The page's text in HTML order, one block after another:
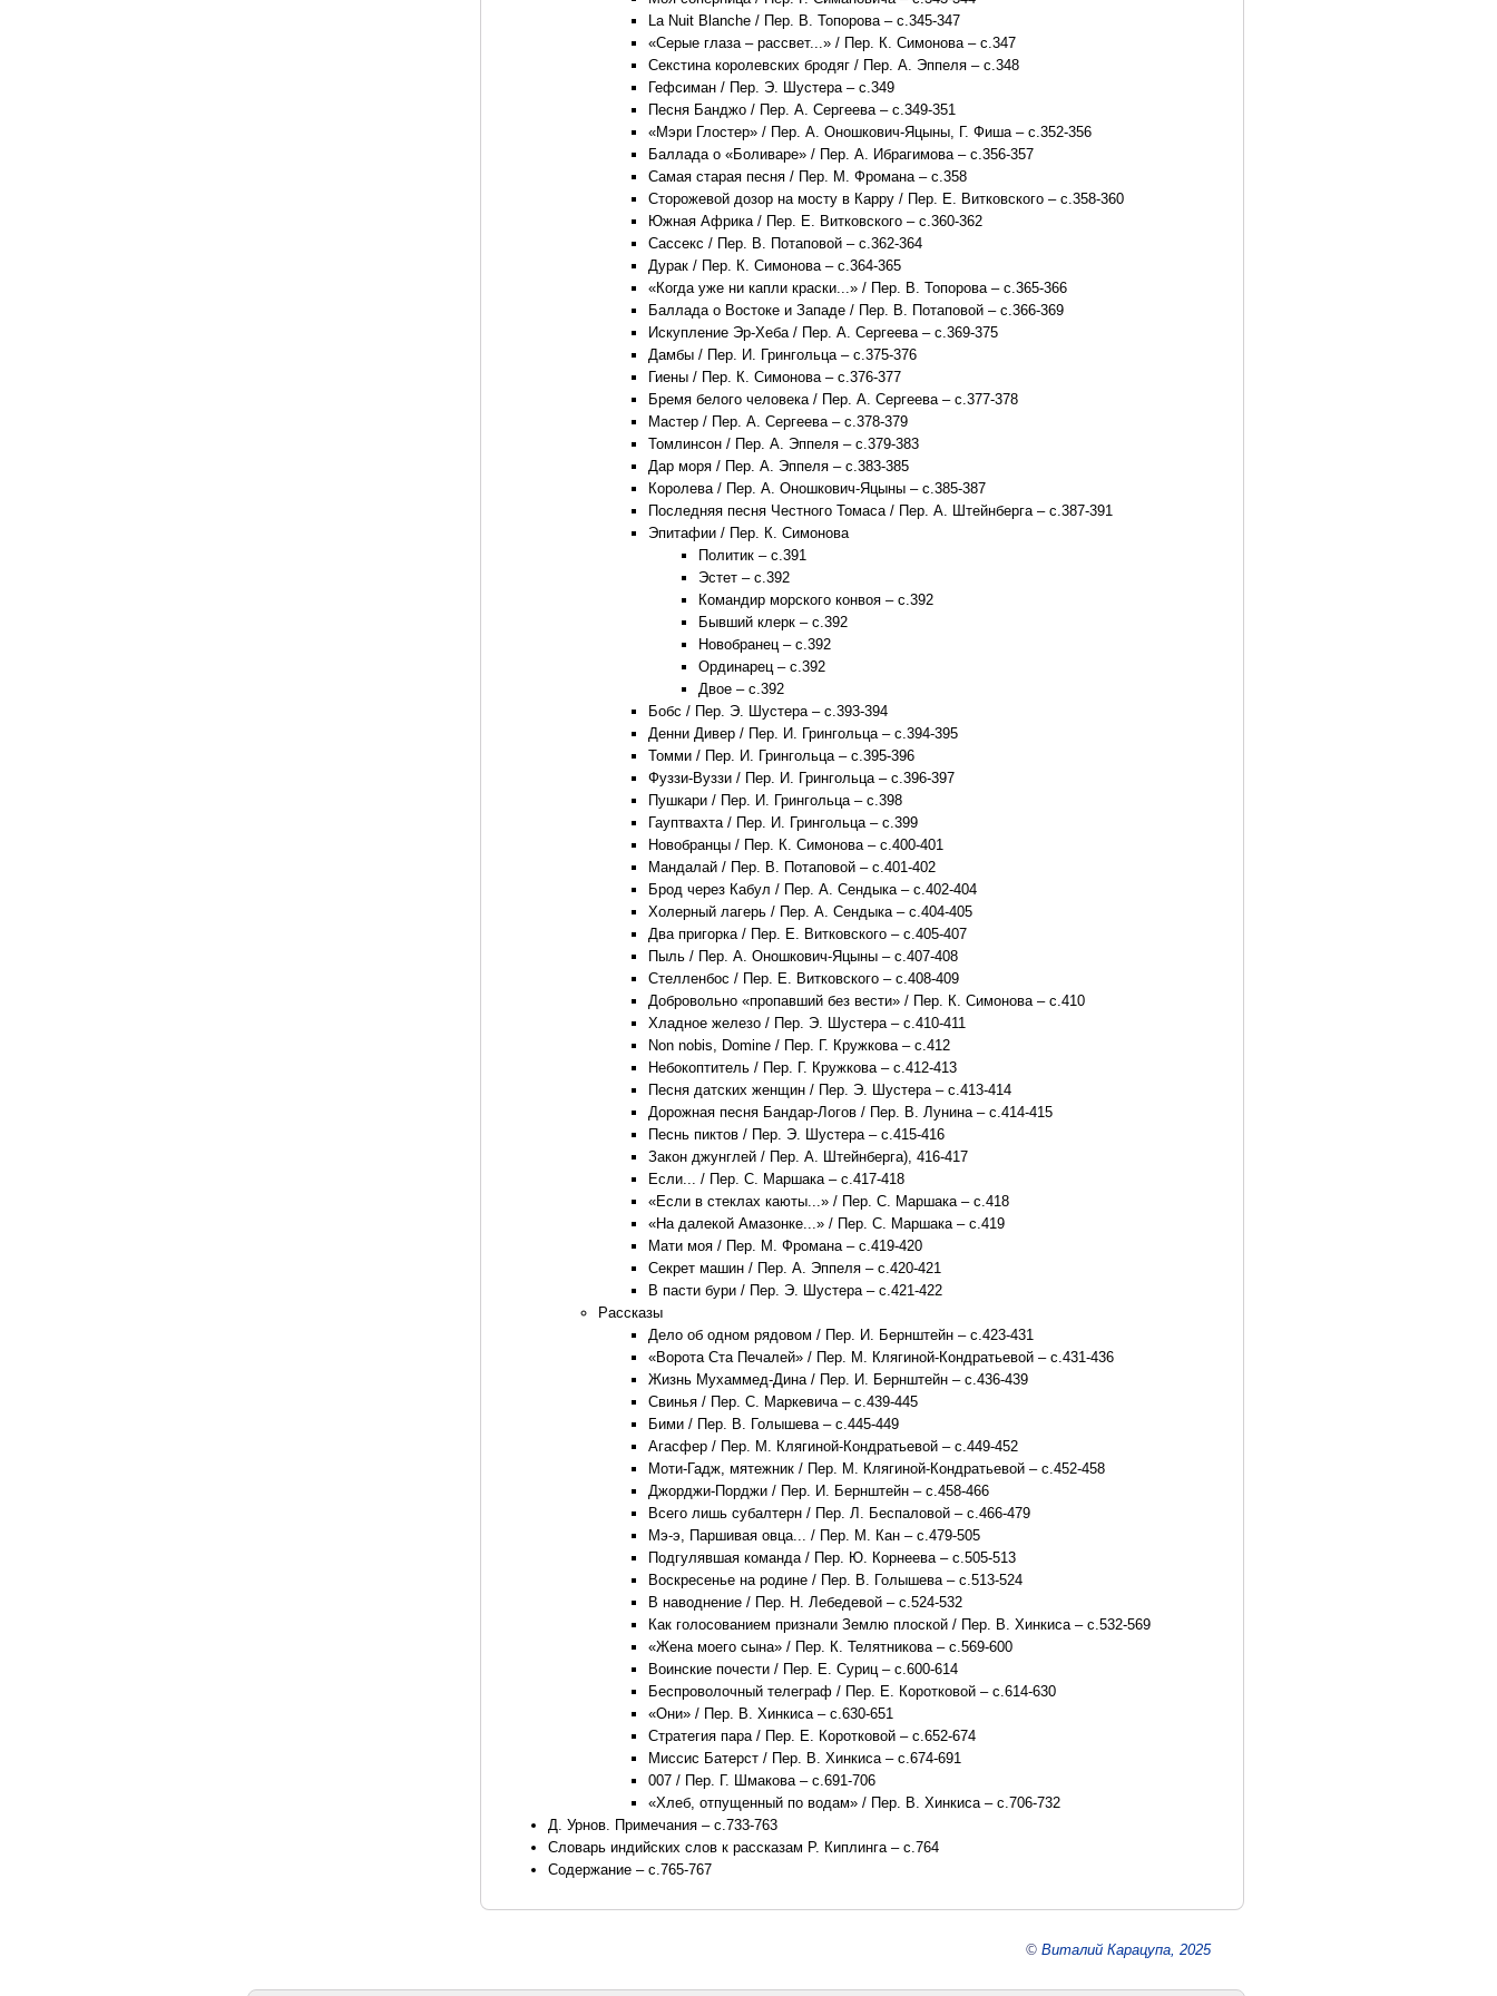
La Nuit Blanche / Пер. В. Топорова – с.345-347
«Серые глаза – рассвет...» / Пер. К. Симонова – с.347
Секстина королевских бродяг / Пер. А. Эппеля – с.348
Гефсиман / Пер. Э. Шустера – с.349
Песня Банджо / Пер. А. Сергеева – с.349-351
«Мэри Глостер» / Пер. А. Оношкович-Яцыны, Г. Фиша – с.352-356
Баллада о «Боливаре» / Пер. А. Ибрагимова – с.356-357
Самая старая песня / Пер. М. Фромана – с.358
Сторожевой дозор на мосту в Карру / Пер. Е. Витковского – с.358-360
Южная Африка / Пер. Е. Витковского – с.360-362
Сассекс / Пер. В. Потаповой – с.362-364
Дурак / Пер. К. Симонова – с.364-365
«Когда уже ни капли краски...» / Пер. В. Топорова – с.365-366
Баллада о Востоке и Западе / Пер. В. Потаповой – с.366-369
Искупление Эр-Хеба / Пер. А. Сергеева – с.369-375
Дамбы / Пер. И. Грингольца – с.375-376
Гиены / Пер. К. Симонова – с.376-377
Бремя белого человека / Пер. А. Сергеева – с.377-378
Мастер / Пер. А. Сергеева – с.378-379
Томлинсон / Пер. А. Эппеля – с.379-383
Дар моря / Пер. А. Эппеля – с.383-385
Королева / Пер. А. Оношкович-Яцыны – с.385-387
Последняя песня Честного Томаса / Пер. А. Штейнберга – с.387-391
Эпитафии / Пер. К. Симонова
Политик – с.391
Эстет – с.392
Командир морского конвоя – с.392
Бывший клерк – с.392
Новобранец – с.392
Ординарец – с.392
Двое – с.392
Бобс / Пер. Э. Шустера – с.393-394
Денни Дивер / Пер. И. Грингольца – с.394-395
Томми / Пер. И. Грингольца – с.395-396
Фуззи-Вуззи / Пер. И. Грингольца – с.396-397
Пушкари / Пер. И. Грингольца – с.398
Гауптвахта / Пер. И. Грингольца – с.399
Новобранцы / Пер. К. Симонова – с.400-401
Мандалай / Пер. В. Потаповой – с.401-402
Брод через Кабул / Пер. А. Сендыка – с.402-404
Холерный лагерь / Пер. А. Сендыка – с.404-405
Два пригорка / Пер. Е. Витковского – с.405-407
Пыль / Пер. А. Оношкович-Яцыны – с.407-408
Стелленбос / Пер. Е. Витковского – с.408-409
Добровольно «пропавший без вести» / Пер. К. Симонова – с.410
Хладное железо / Пер. Э. Шустера – с.410-411
Non nobis, Domine / Пер. Г. Кружкова – с.412
Небокоптитель / Пер. Г. Кружкова – с.412-413
Песня датских женщин / Пер. Э. Шустера – с.413-414
Дорожная песня Бандар-Логов / Пер. В. Лунина – с.414-415
Песнь пиктов / Пер. Э. Шустера – с.415-416
Закон джунглей / Пер. А. Штейнберга), 416-417
Если... / Пер. С. Маршака – с.417-418
«Если в стеклах каюты...» / Пер. С. Маршака – с.418
«На далекой Амазонке...» / Пер. С. Маршака – с.419
Мати моя / Пер. М. Фромана – с.419-420
Секрет машин / Пер. А. Эппеля – с.420-421
В пасти бури / Пер. Э. Шустера – с.421-422
Рассказы
Дело об одном рядовом / Пер. И. Бернштейн – с.423-431
«Ворота Ста Печалей» / Пер. М. Клягиной-Кондратьевой – с.431-436
Жизнь Мухаммед-Дина / Пер. И. Бернштейн – с.436-439
Свинья / Пер. С. Маркевича – с.439-445
Бими / Пер. В. Голышева – с.445-449
Агасфер / Пер. М. Клягиной-Кондратьевой – с.449-452
Моти-Гадж, мятежник / Пер. М. Клягиной-Кондратьевой – с.452-458
Джорджи-Порджи / Пер. И. Бернштейн – с.458-466
Всего лишь субалтерн / Пер. Л. Беспаловой – с.466-479
Мэ-э, Паршивая овца... / Пер. М. Кан – с.479-505
Подгулявшая команда / Пер. Ю. Корнеева – с.505-513
Воскресенье на родине / Пер. В. Голышева – с.513-524
В наводнение / Пер. Н. Лебедевой – с.524-532
Как голосованием признали Землю плоской / Пер. В. Хинкиса – с.532-569
«Жена моего сына» / Пер. К. Телятникова – с.569-600
Воинские почести / Пер. Е. Суриц – с.600-614
Беспроволочный телеграф / Пер. Е. Коротковой – с.614-630
«Они» / Пер. В. Хинкиса – с.630-651
Стратегия пара / Пер. Е. Коротковой – с.652-674
Миссис Батерст / Пер. В. Хинкиса – с.674-691
007 / Пер. Г. Шмакова – с.691-706
«Хлеб, отпущенный по водам» / Пер. В. Хинкиса – с.706-732
Д. Урнов. Примечания – с.733-763
Словарь индийских слов к рассказам Р. Киплинга – с.764
Содержание – с.765-767
© Виталий Карацупа, 2025